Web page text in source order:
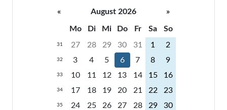
« August 2026 »
Mo Di Mi Do Fr Sa So
31 27 28 29 30 31 1 2
32 3 4 5 6 7 8 9
33 10 11 12 13 14 15 16
34 17 18 19 20 21 22 23
35 24 25 26 27 28 29 30